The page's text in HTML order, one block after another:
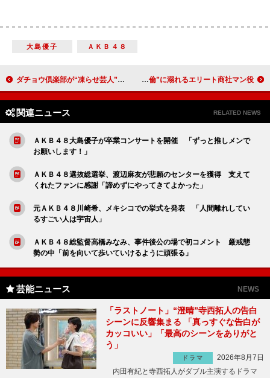
大島優子 ＡＫＢ４８
ダチョウ倶楽部が“凍らせ芸人”グランプリに 「心まで凍らせた」 戸次重幸、禁断のラブサスペンスに主演 “ＳＮＳ不倫”に溺れるエリート商社マン役
関連ニュース RELATED NEWS
ＡＫＢ４８大島優子が卒業コンサートを開催 「ずっと推しメンで
お願いします！」
ＡＫＢ４８選抜総選挙、渡辺麻友が悲願のセンターを獲得 支えて
くれたファンに感謝「諦めずにやってきてよかった」
元ＡＫＢ４８川崎希、メキシコでの挙式を発表 「人間離れしてい
るすごい人は宇宙人」
ＡＫＢ４８総監督高橋みなみ、事件後公の場で初コメント 厳戒態
勢の中「前を向いて歩いていけるように頑張る」
芸能ニュース NEWS
「ラストノート」“澄晴”寺西拓人の告白
シーンに反響集まる 「真っすぐな告白が
カッコいい」「最高のシーンをありがと
う」
ドラマ
2026年8月7日
内田有紀と寺西拓人がダブル主演するドラマ